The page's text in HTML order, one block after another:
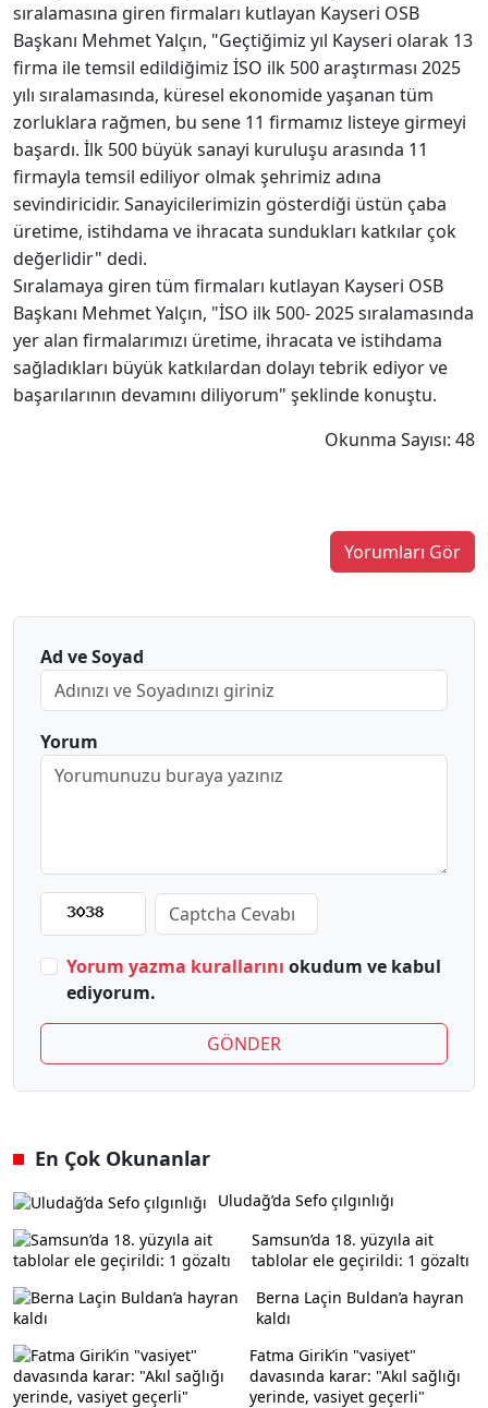
sıralamasına giren firmaları kutlayan Kayseri OSB
Başkanı Mehmet Yalçın, "Geçtiğimiz yıl Kayseri olarak 13
firma ile temsil edildiğimiz İSO ilk 500 araştırması 2025
yılı sıralamasında, küresel ekonomide yaşanan tüm
zorluklara rağmen, bu sene 11 firmamız listeye girmeyi
başardı. İlk 500 büyük sanayi kuruluşu arasında 11
firmayla temsil ediliyor olmak şehrimiz adına
sevindiricidir. Sanayicilerimizin gösterdiği üstün çaba
üretime, istihdama ve ihracata sundukları katkılar çok
değerlidir" dedi.
Sıralamaya giren tüm firmaları kutlayan Kayseri OSB
Başkanı Mehmet Yalçın, "İSO ilk 500- 2025 sıralamasında
yer alan firmalarımızı üretime, ihracata ve istihdama
sağladıkları büyük katkılardan dolayı tebrik ediyor ve
başarılarının devamını diliyorum" şeklinde konuştu.
Okunma Sayısı: 48
Yorumları Gör
Ad ve Soyad
Yorum
Yorum yazma kurallarını okudum ve kabul
ediyorum.
GÖNDER
En Çok Okunanlar
Uludağ’da Sefo çılgınlığı
Samsun’da 18. yüzyıla ait
tablolar ele geçirildi: 1 gözaltı
Berna Laçin Buldan’a hayran
kaldı
Fatma Girik’in "vasiyet"
davasında karar: "Akıl sağlığı
yerinde, vasiyet geçerli"